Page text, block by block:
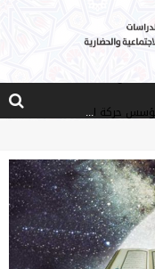
النـزعة التجديدية عند الأستاذ فتح الله كولن